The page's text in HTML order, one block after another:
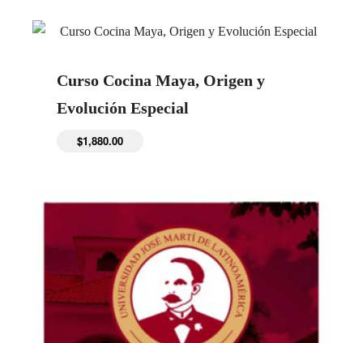
Curso Cocina Maya, Origen y
Evolución Especial
$1,880.00